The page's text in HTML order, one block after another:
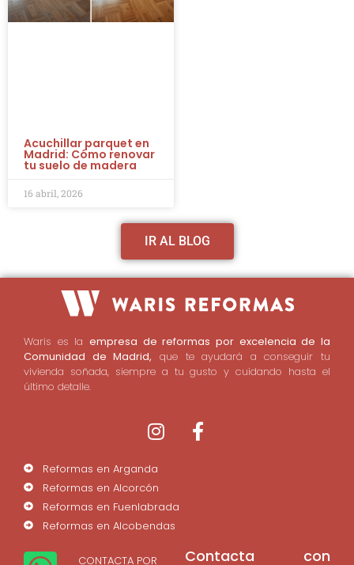
Acuchillar parquet en
Madrid: Cómo renovar
tu suelo de madera
16 abril, 2026
IR AL BLOG
Waris es la empresa de reformas por excelencia de la
Comunidad de Madrid, que te ayudará a conseguir tu
vivienda soñada, siempre a tu gusto y cuidando hasta el
último detalle.
Reformas en Arganda
Reformas en Alcorcón
Reformas en Fuenlabrada
Reformas en Alcobendas
CONTACTA POR Contacta con